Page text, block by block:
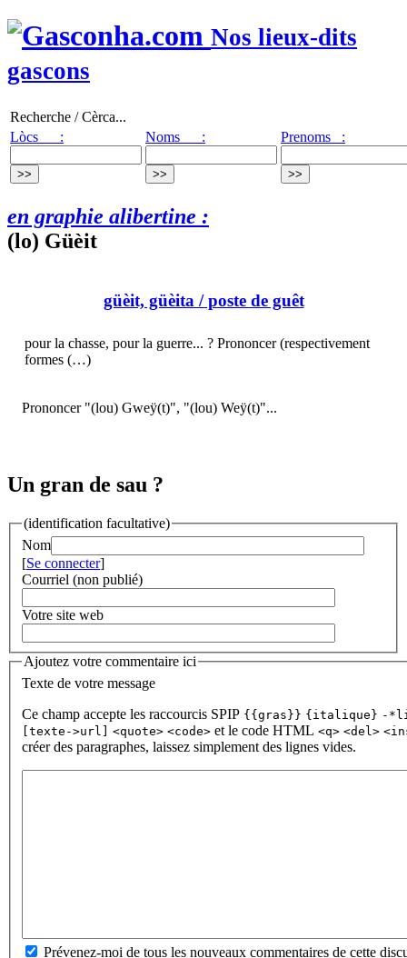
Nos lieux-dits
gascons
Recherche / Cèrca...
Lòcs :
Noms : Prenoms :
en graphie alibertine :
(lo) Güèit
güèit, güèita/ poste de guêt
pour la chasse, pour la guerre... ? Prononcer (respectivement
formes (…)
Prononcer "(lou) Gweÿ(t)", "(lou) Weÿ(t)"...
Un gran de sau ?
(identification facultative)
Nom
[Se connecter]
Courriel (non publié)
Votre site web
Ajoutez votre commentaire ici
Texte de votre message
Ce champ accepte les raccourcis SPIP {{gras}} {italique} -
[texte->url] <quote> <code> et le code HTML <q> <del>
créer des paragraphes, laissez simplement des lignes vides.
Prévenez-moi de tous les nouveaux commentaires de cette